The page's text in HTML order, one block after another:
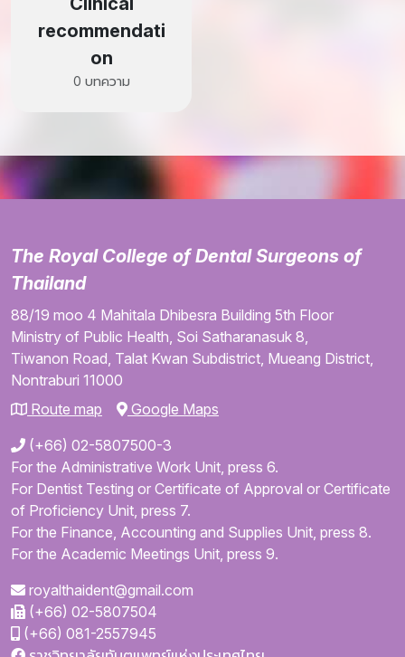
recommendati
on
0 บทความ
The Royal College of Dental Surgeons of
Thailand
88/19 moo 4 Mahitala Dhibesra Building 5th Floor
Ministry of Public Health, Soi Satharanasuk 8,
Tiwanon Road, Talat Kwan Subdistrict, Mueang District,
Nontraburi 11000
Route map
Google Maps
(+66) 02-5807500-3
For the Administrative Work Unit, press 6.
For Dentist Testing or Certificate of Approval or Certificate
of Proficiency Unit, press 7.
For the Finance, Accounting and Supplies Unit, press 8.
For the Academic Meetings Unit, press 9.
royalthaident@gmail.com
(+66) 02-5807504
(+66) 081-2557945